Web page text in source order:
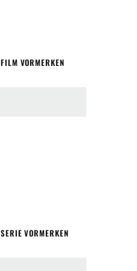
FILM VORMERKEN
SERIE VORMERKEN